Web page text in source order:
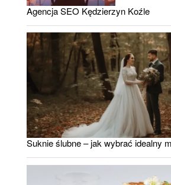
Agencja SEO Kędzierzyn Koźle
Suknie ślubne – jak wybrać idealny